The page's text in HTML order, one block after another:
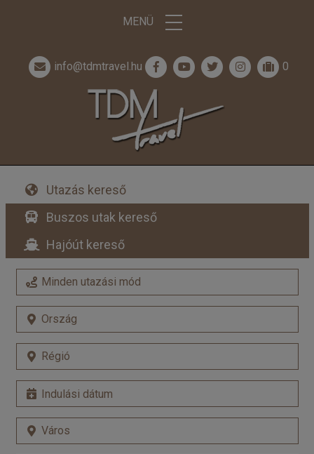
MENÜ
info@tdmtravel.hu 0
Utazás kereső
Buszos utak kereső
Hajóút kereső